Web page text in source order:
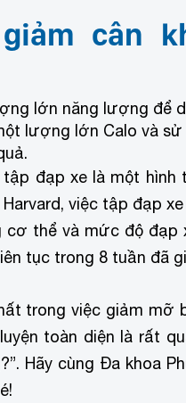
cân
lớn năng lượng để
lượng lớn Calo và
tập đạp xe là một
việc tập đạp
thể và mức độ
tục trong 8 tuần đã
trong việc giảm mỡ
toàn diện là rất
Hãy cùng Đa khoa